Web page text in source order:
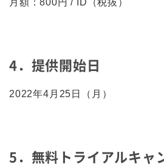
4．提供開始日
2022年4月25日（月）
5．無料トライアルキャ